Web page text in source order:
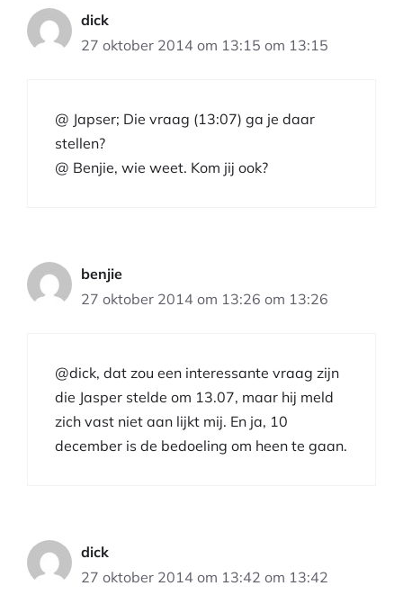
dick
27 oktober 2014 om 13:15 om 13:15
@ Japser; Die vraag (13:07) ga je daar
stellen?
@ Benjie, wie weet. Kom jij ook?
benjie
27 oktober 2014 om 13:26 om 13:26
@dick, dat zou een interessante vraag zijn
die Jasper stelde om 13.07, maar hij meld
zich vast niet aan lijkt mij. En ja, 10
december is de bedoeling om heen te gaan.
dick
27 oktober 2014 om 13:42 om 13:42